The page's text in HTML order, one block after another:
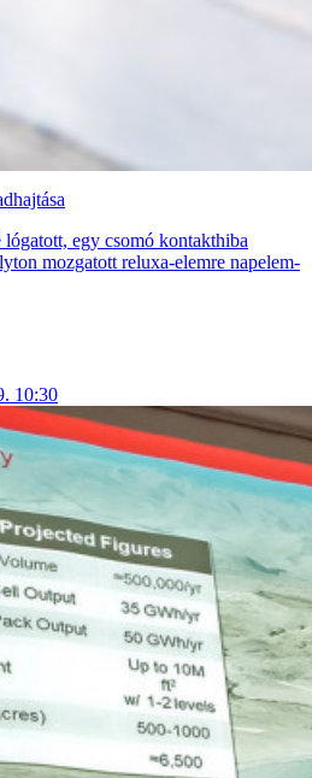
egy csomó kontakthiba
mozgatott reluxa-elemre napelem-
10:30